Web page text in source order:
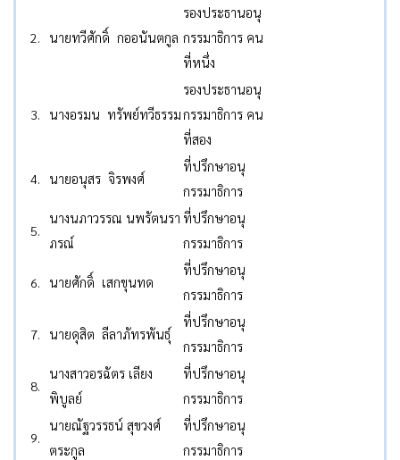
2. นายทวีศักดิ์ กออนันตกูล
รองประธานอนุ
กรรมาธิการ คน
ที่หนึ่ง
3. นางอรมน ทรัพย์ทวีธรรม
รองประธานอนุ
กรรมาธิการ คน
ที่สอง
4. นายอนุสร จิรพงศ์
ที่ปรึกษาอนุ
กรรมาธิการ
5.
นางนภาวรรณ นพรัตนรา
ภรณ์
ที่ปรึกษาอนุ
กรรมาธิการ
6. นายศักดิ์ เสกขุนทด
ที่ปรึกษาอนุ
กรรมาธิการ
7. นายดุสิต ลีลาภัทรพันธุ์
ที่ปรึกษาอนุ
กรรมาธิการ
8.
นางสาวอรฉัตร เลียง
พิบูลย์
ที่ปรึกษาอนุ
กรรมาธิการ
9.
นายณัฐวรรธน์ สุขวงศ์
ตระกูล
ที่ปรึกษาอนุ
กรรมาธิการ